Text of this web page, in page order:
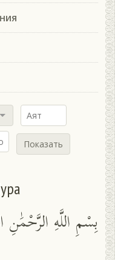
Показать
بِسْمِ اللَّهِ